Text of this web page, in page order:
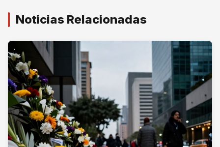
Noticias Relacionadas